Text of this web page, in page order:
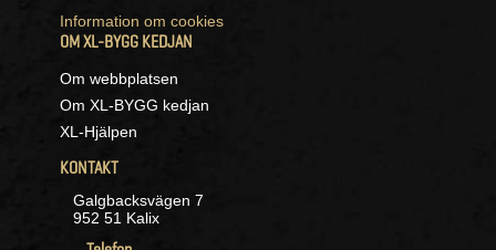
Information om cookies
OM XL-BYGG KEDJAN
Om webbplatsen
Om XL-BYGG kedjan
XL-Hjälpen
KONTAKT
Galgbacksvägen 7
952 51 Kalix